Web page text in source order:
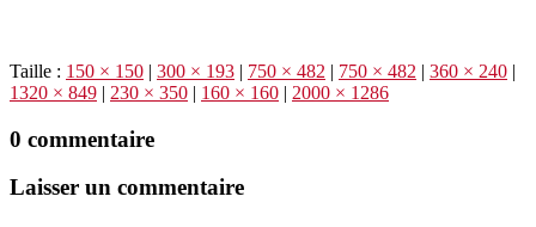
Taille : 150 × 150 | 300 × 193 | 750 × 482 | 750 × 482 | 360 × 240 |
1320 × 849 | 230 × 350 | 160 × 160 | 2000 × 1286
0 commentaire
Laisser un commentaire